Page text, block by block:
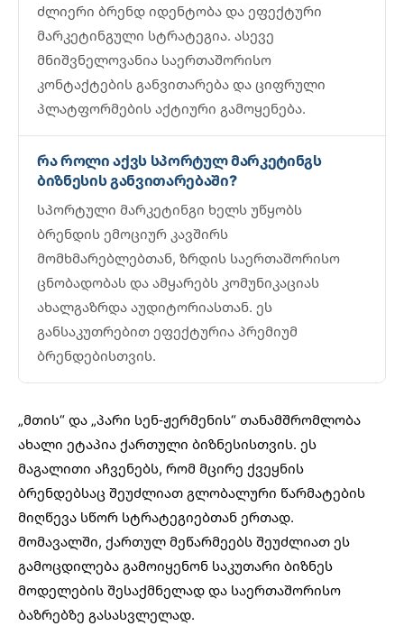
ძლიერი ბრენდ იდენტობა და ეფექტური
მარკეტინგული სტრატეგია. ასევე
მნიშვნელოვანია საერთაშორისო
კონტაქტების განვითარება და ციფრული
პლატფორმების აქტიური გამოყენება.
რა როლი აქვს სპორტულ მარკეტინგს
ბიზნესის განვითარებაში?
სპორტული მარკეტინგი ხელს უწყობს
ბრენდის ემოციურ კავშირს
მომხმარებლებთან, ზრდის საერთაშორისო
ცნობადობას და ამყარებს კომუნიკაციას
ახალგაზრდა აუდიტორიასთან. ეს
განსაკუთრებით ეფექტურია პრემიუმ
ბრენდებისთვის.
„მთის“ და „პარი სენ-ჟერმენის“ თანამშრომლობა
ახალი ეტაპია ქართული ბიზნესისთვის. ეს
მაგალითი აჩვენებს, რომ მცირე ქვეყნის
ბრენდებსაც შეუძლიათ გლობალური წარმატების
მიღწევა სწორ სტრატეგიებთან ერთად.
მომავალში, ქართულ მეწარმეებს შეუძლიათ ეს
გამოცდილება გამოიყენონ საკუთარი ბიზნეს
მოდელების შესაქმნელად და საერთაშორისო
ბაზრებზე გასასვლელად.